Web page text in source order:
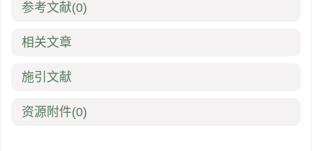
参考文献(0)
相关文章
施引文献
资源附件(0)